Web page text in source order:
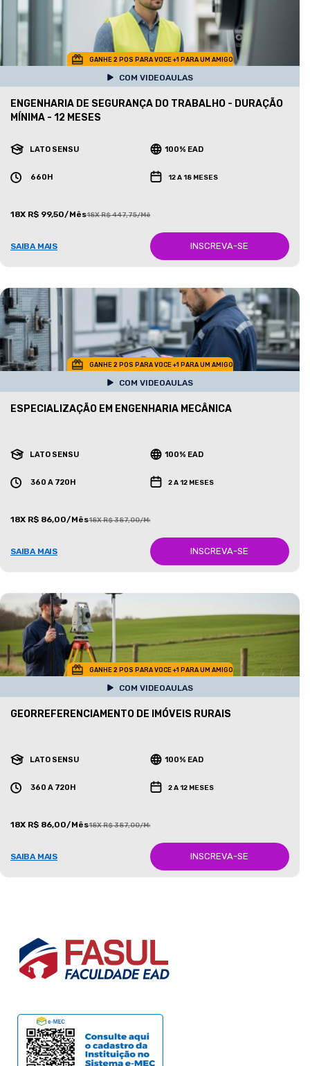
GANHE 2 POS PARA VOCE +1 PARA UM AMIGO
COM VIDEOAULAS
ENGENHARIA DE SEGURANÇA DO TRABALHO - DURAÇÃO
MÍNIMA - 12 MESES
LATO SENSU 100% EAD
660H 12 A 18 MESES
18X R$ 99,50/Mês18X R$ 447,75/Mês
SAIBA MAIS INSCREVA-SE
GANHE 2 POS PARA VOCE +1 PARA UM AMIGO
COM VIDEOAULAS
ESPECIALIZAÇÃO EM ENGENHARIA MECÂNICA
LATO SENSU 100% EAD
360 A 720H 2 A 12 MESES
18X R$ 86,00/Mês18X R$ 387,00/Mês
SAIBA MAIS INSCREVA-SE
GANHE 2 POS PARA VOCE +1 PARA UM AMIGO
COM VIDEOAULAS
GEORREFERENCIAMENTO DE IMÓVEIS RURAIS
LATO SENSU 100% EAD
360 A 720H 2 A 12 MESES
18X R$ 86,00/Mês18X R$ 387,00/Mês
SAIBA MAIS INSCREVA-SE